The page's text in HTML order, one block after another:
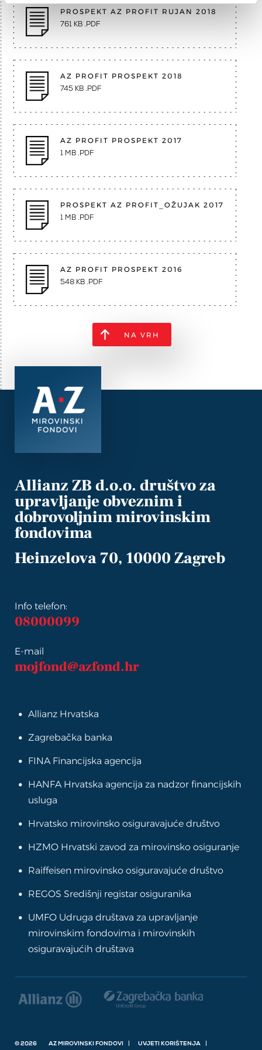
PROSPEKT AZ PROFIT RUJAN 2018
761 KB .PDF
AZ PROFIT PROSPEKT 2018
745 KB .PDF
AZ PROFIT PROSPEKT 2017
1 MB .PDF
PROSPEKT AZ PROFIT_OŽUJAK 2017
1 MB .PDF
AZ PROFIT PROSPEKT 2016
548 KB .PDF
NA VRH
Allianz ZB d.o.o. društvo za
upravljanje obveznim i
dobrovoljnim mirovinskim
fondovima
Heinzelova 70, 10000 Zagreb
Info telefon:
08000099
E-mail
mojfond@azfond.hr
Allianz Hrvatska
Zagrebačka banka
FINA Financijska agencija
HANFA Hrvatska agencija za nadzor financijskih
usluga
Hrvatsko mirovinsko osiguravajuće društvo
HZMO Hrvatski zavod za mirovinsko osiguranje
Raiffeisen mirovinsko osiguravajuće društvo
REGOS Središnji registar osiguranika
UMFO Udruga društava za upravljanje
mirovinskim fondovima i mirovinskih
osiguravajućih društava
© 2026 AZ MIROVINSKI FONDOVI UVJETI KORIŠTENJA